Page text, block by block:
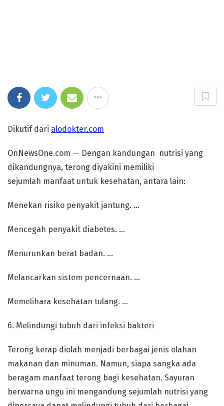
Dikutif dari alodokter.com
OnNewsOne.com — Dengan kandungan nutrisi yang
dikandungnya, terong diyakini memiliki
sejumlah manfaat untuk kesehatan, antara lain:
Menekan risiko penyakit jantung. …
Mencegah penyakit diabetes. …
Menurunkan berat badan. …
Melancarkan sistem pencernaan. …
Memelihara kesehatan tulang. …
6. Melindungi tubuh dari infeksi bakteri
Terong kerap diolah menjadi berbagai jenis olahan
makanan dan minuman. Namun, siapa sangka ada
beragam manfaat terong bagi kesehatan. Sayuran
berwarna ungu ini mengandung sejumlah nutrisi yang